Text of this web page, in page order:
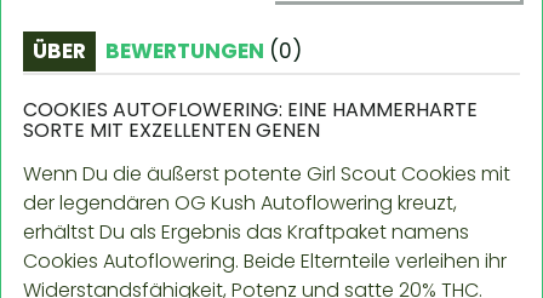
ÜBER BEWERTUNGEN (0)
COOKIES AUTOFLOWERING: EINE HAMMERHARTE
SORTE MIT EXZELLENTEN GENEN
Wenn Du die äußerst potente Girl Scout Cookies mit
der legendären OG Kush Autoflowering kreuzt,
erhältst Du als Ergebnis das Kraftpaket namens
Cookies Autoflowering. Beide Elternteile verleihen ihr
Widerstandsfähigkeit, Potenz und satte 20% THC.